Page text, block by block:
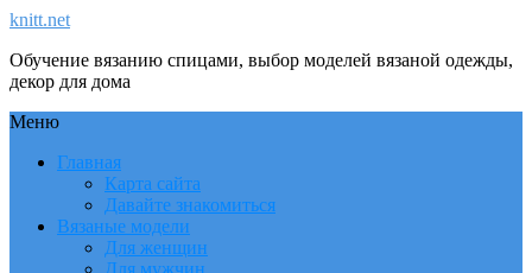
knitt.net
Обучение вязанию спицами, выбор моделей вязаной одежды,
декор для дома
Меню
Главная
Карта сайта
Давайте знакомиться
Вязаные модели
Для женщин
Для мужчин